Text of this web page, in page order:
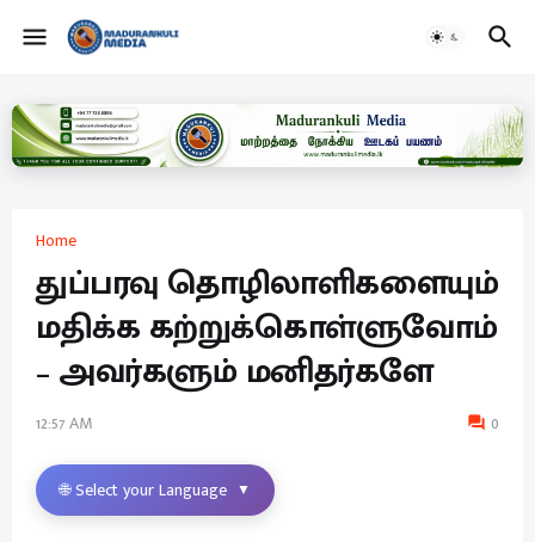
Home
துப்பரவு தொழிலாளிகளையும்
மதிக்க கற்றுக்கொள்ளுவோம்
– அவர்களும் மனிதர்களே
12:57 AM 0
🌐 Select your Language ▼